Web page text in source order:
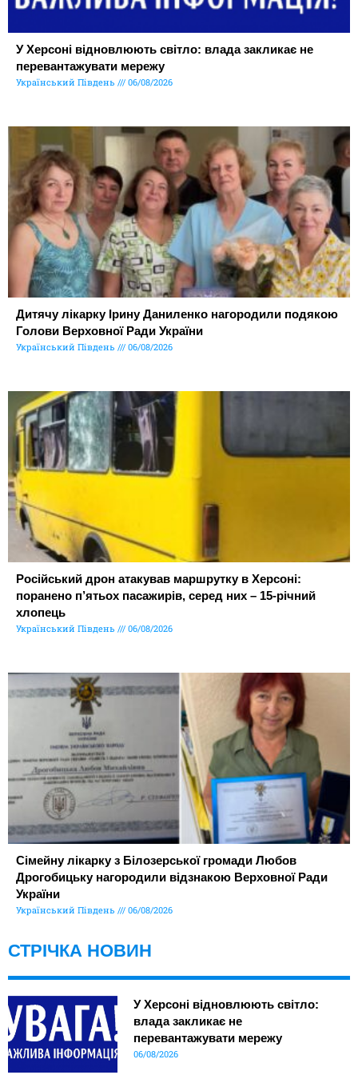
У Херсоні відновлюють світло: влада закликає не
перевантажувати мережу
Український Південь 06/08/2026
Дитячу лікарку Ірину Даниленко нагородили подякою
Голови Верховної Ради України
Український Південь 06/08/2026
Російський дрон атакував маршрутку в Херсоні:
поранено п’ятьох пасажирів, серед них – 15-річний
хлопець
Український Південь 06/08/2026
Сімейну лікарку з Білозерської громади Любов
Дрогобицьку нагородили відзнакою Верховної Ради
України
Український Південь 06/08/2026
СТРІЧКА НОВИН
У Херсоні відновлюють світло:
влада закликає не
перевантажувати мережу
06/08/2026